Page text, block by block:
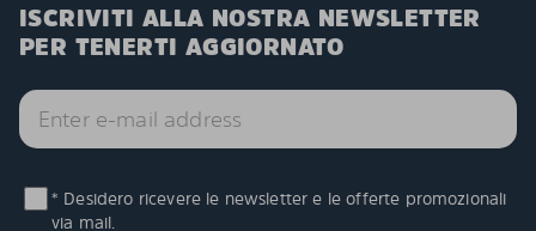
ISCRIVITI ALLA NOSTRA NEWSLETTER
PER TENERTI AGGIORNATO
* Desidero ricevere le newsletter e le offerte promozionali
via mail.